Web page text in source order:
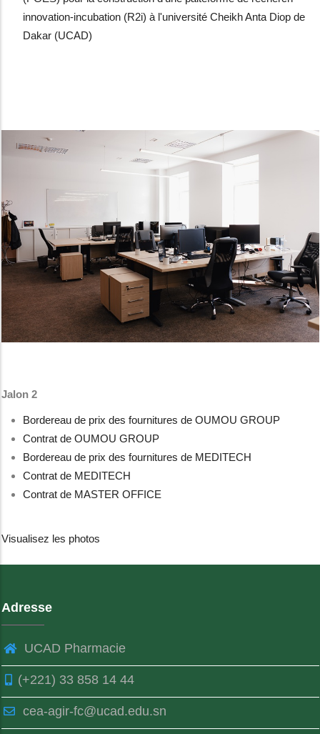
innovation-incubation (R2i) à l'université Cheikh Anta Diop de
Dakar (UCAD)
Jalon 2
Bordereau de prix des fournitures de OUMOU GROUP
Contrat de OUMOU GROUP
Bordereau de prix des fournitures de MEDITECH
Contrat de MEDITECH
Contrat de MASTER OFFICE
Visualisez les photos
Adresse
UCAD Pharmacie
(+221) 33 858 14 44
cea-agir-fc@ucad.edu.sn